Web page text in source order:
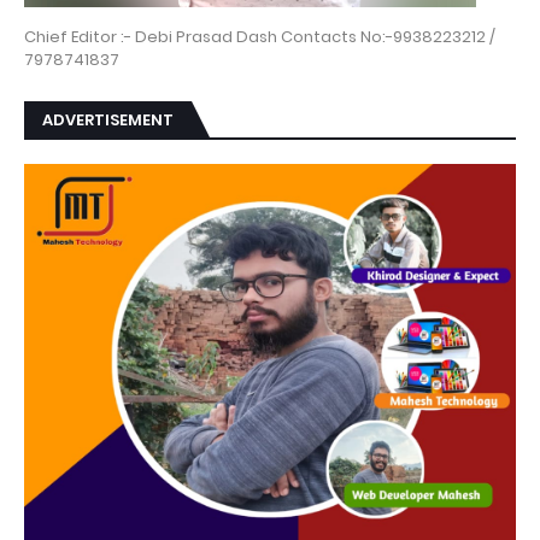
Chief Editor :- Debi Prasad Dash Contacts No:-9938223212 /
7978741837
ADVERTISEMENT